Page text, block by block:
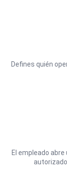
Defines quién
El empleado